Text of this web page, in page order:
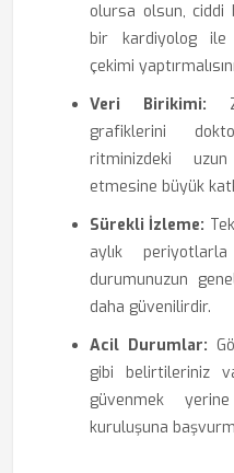
olursa olsun, ciddi
bir kardiyolog ile
çekimi
Veri Birikimi:
grafiklerini
ritminizdeki
etmesine büyük
Sürekli İzleme:
aylık
durumunuzun
daha güvenilirdir.
Acil Durumlar:
gibi belirtileriniz
güvenmek
kuruluşuna